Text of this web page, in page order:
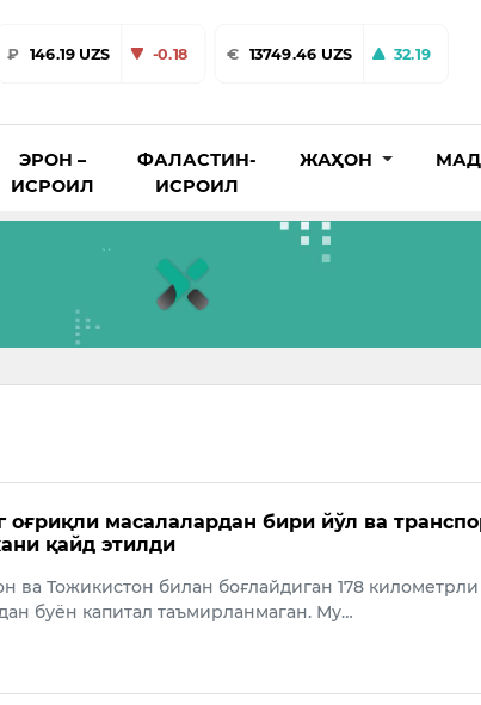
₽ 146.19 UZS -0.18 € 13749.46 UZS 32.19
ЭРОН –
ИСРОИЛ
ФАЛАСТИН-
ИСРОИЛ
ЖАҲОН
оғриқли масалалардан бири йўл ва
қайд этилди
ва Тожикистон билан боғлайдиган 178 километрли
буён капитал таъмирланмаган. Му…